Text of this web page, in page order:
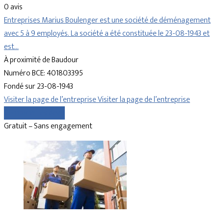
0 avis
Entreprises Marius Boulenger est une société de déménagement
avec 5 à 9 employés. La société a été constituée le 23-08-1943 et
est…
À proximité de Baudour
Numéro BCE: 401803395
Fondé sur 23-08-1943
Visiter la page de l’entrepriseVisiter la page de l’entreprise
Gratuit – Sans engagement